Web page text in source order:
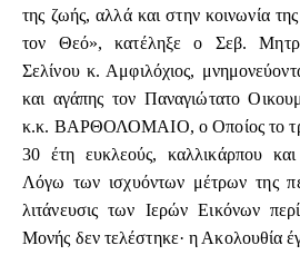
της ζωής, αλλά και στην κοινωνία
τον Θεό», κατέληξε ο Σεβ.
Σελίνου κ. Αμφιλόχιος,
και αγάπης τον Παναγιώτατο
κ.κ. ΒΑΡΘΟΛΟΜΑΙΟ, ο Οποίος το
30 έτη ευκλεούς, καλλικάρπου και
Λόγω των ισχυόντων μέτρων της
λιτάνευσις των Ιερών Εικόνων
Μονής δεν τελέστηκε· η Ακολουθία